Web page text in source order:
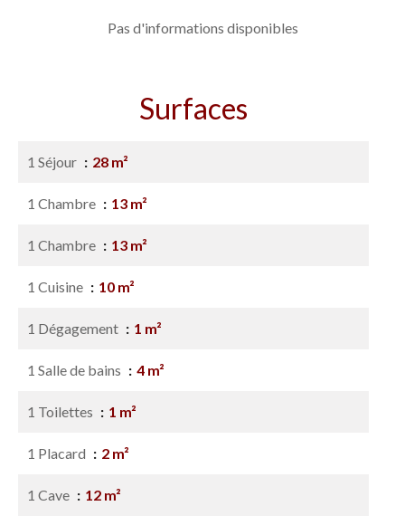
Pas d'informations disponibles
Surfaces
1 Séjour 28 m²
1 Chambre 13 m²
1 Chambre 13 m²
1 Cuisine 10 m²
1 Dégagement 1 m²
1 Salle de bains 4 m²
1 Toilettes 1 m²
1 Placard 2 m²
1 Cave 12 m²